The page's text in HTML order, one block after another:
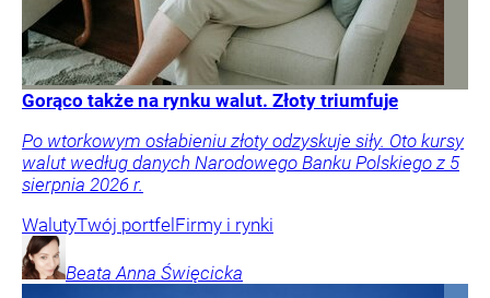
Gorąco także na rynku walut. Złoty triumfuje
Po wtorkowym osłabieniu złoty odzyskuje siły. Oto kursy
walut według danych Narodowego Banku Polskiego z 5
sierpnia 2026 r.
WalutyTwój portfel Firmy i rynki
Beata Anna Święcicka